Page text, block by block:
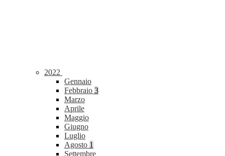
2022
Gennaio
Febbraio 3
Marzo
Aprile
Maggio
Giugno
Luglio
Agosto 1
Settembre